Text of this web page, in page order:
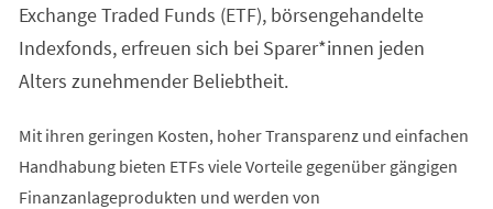
Exchange Traded Funds (ETF), börsengehandelte
Indexfonds, erfreuen sich bei Sparer*innen jeden
Alters zunehmender Beliebtheit.
Mit ihren geringen Kosten, hoher Transparenz und einfachen
Handhabung bieten ETFs viele Vorteile gegenüber gängigen
Finanzanlageprodukten und werden von